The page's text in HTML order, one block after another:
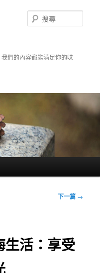
們的內容都能滿足你的味
尋
下一篇 →
生活：享受